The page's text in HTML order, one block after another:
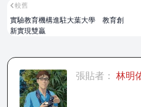
較舊
實驗教育機構進駐大葉大學 教育創
新實現雙贏
張貼者： 林明